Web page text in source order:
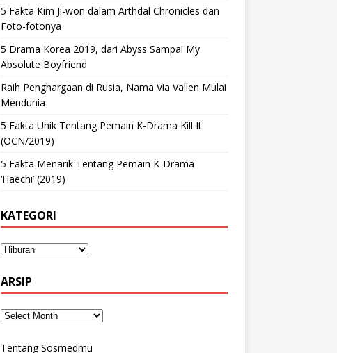
5 Fakta Kim Ji-won dalam Arthdal Chronicles dan
Foto-fotonya
5 Drama Korea 2019, dari Abyss Sampai My
Absolute Boyfriend
Raih Penghargaan di Rusia, Nama Via Vallen Mulai
Mendunia
5 Fakta Unik Tentang Pemain K-Drama Kill It
(OCN/2019)
5 Fakta Menarik Tentang Pemain K-Drama
‘Haechi’ (2019)
KATEGORI
ARSIP
Tentang Sosmedmu